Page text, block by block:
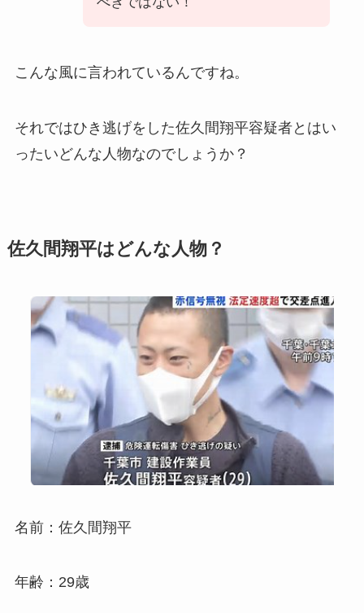
こんな風に言われているんですね。
それではひき逃げをした佐久間翔平容疑者とはい
ったいどんな人物なのでしょうか？
佐久間翔平はどんな人物？
名前：佐久間翔平
年齢：29歳